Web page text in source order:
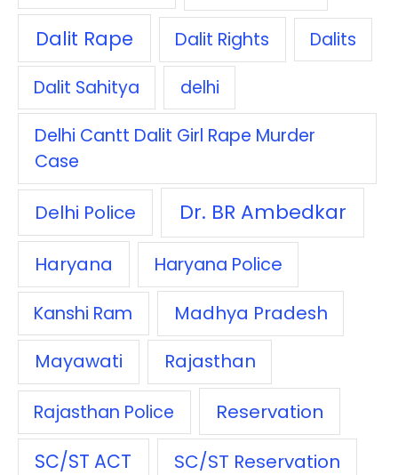
Dalit Rape Dalit Rights Dalits
Dalit Sahitya delhi
Delhi Cantt Dalit Girl Rape Murder
Case
Delhi Police Dr. BR Ambedkar
Haryana Haryana Police
Kanshi Ram
Madhya Pradesh
Mayawati
Rajasthan
Rajasthan Police Reservation
SC/ST ACT SC/ST Reservation